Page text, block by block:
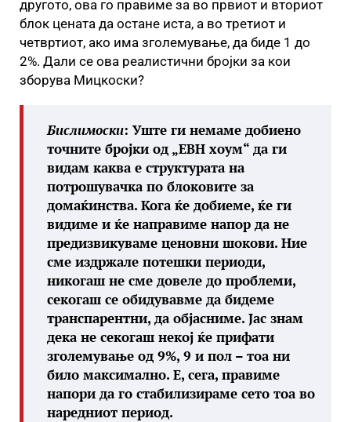
другото, ова го правиме за во првиот и вториот
блок цената да остане иста, а во третиот и
четвртиот, ако има зголемување, да биде 1 до
2%. Дали се ова реалистични бројки за кои
зборува Мицкоски?
Бислимоски: Уште ги немаме добиено
точните бројки од „ЕВН хоум“ да ги
видам каква е структурата на
потрошувачка по блоковите за
домаќинства. Кога ќе добиеме, ќе ги
видиме и ќе направиме напор да не
предизвикуваме ценовни шокови. Ние
сме издржале потешки периоди,
никогаш не сме довеле до проблеми,
секогаш се обидувавме да бидеме
транспарентни, да објасниме. Јас знам
дека не секогаш некој ќе прифати
зголемување од 9%, 9 и пол – тоа ни
било максимално. Е, сега, правиме
напори да го стабилизираме сето тоа во
наредниот период.